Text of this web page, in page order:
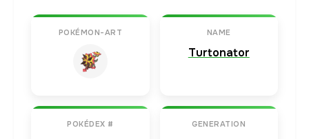
POKÉMON-ART NAME
Turtonator
POKÉDEX # GENERATION